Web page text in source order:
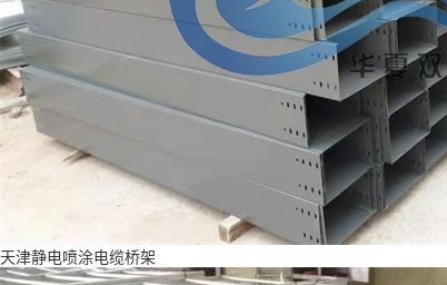
天津静电喷涂电缆桥架